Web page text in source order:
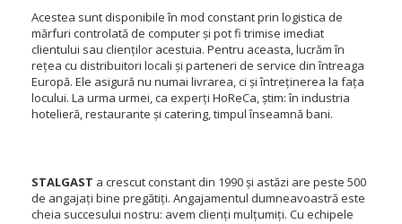
Acestea sunt disponibile în mod constant prin logistica de
mărfuri controlată de computer și pot fi trimise imediat
clientului sau clienților acestuia. Pentru aceasta, lucrăm în
rețea cu distribuitori locali și parteneri de service din întreaga
Europă. Ele asigură nu numai livrarea, ci și întreținerea la fața
locului. La urma urmei, ca experți HoReCa, știm: în industria
hotelieră, restaurante și catering, timpul înseamnă bani.
STALGAST a crescut constant din 1990 și astăzi are peste 500
de angajați bine pregătiți. Angajamentul dumneavoastră este
cheia succesului nostru: avem clienți mulțumiți. Cu echipele